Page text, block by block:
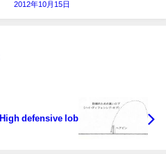
2012年10月15日
High defensive lob